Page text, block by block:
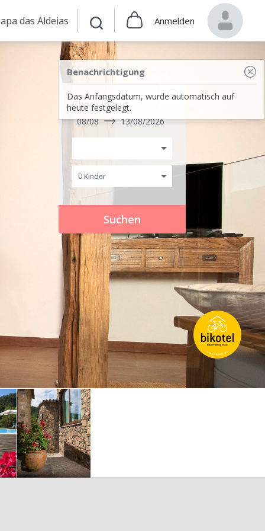
das Aldeias Anmelden
Benachrichtigung
Das Anfangsdatum, wurde automatisch auf
heute festgelegt.
Check in/out
08/08 13/08/2026